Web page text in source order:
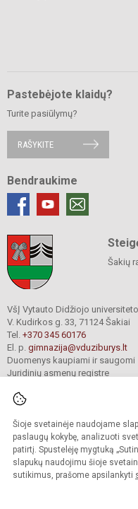
Šioje svetainėje naudojame
paslaugų kokybę, analizuoti
patirtį. Spustelėję mygtuką
slapukų naudojimu šioje
sutikimus, prašome apsilankyti
Pastebėjote klaidų?
Turite pasiūlymų?
RAŠYKITE
Bendraukime
Šakių
VšĮ Vytauto Didžiojo
V. Kudirkos g. 33, 71124 Šakiai
Tel. +370 345 60176
El. p. gimnazija@vduziburys.lt
Duomenys kaupiami ir saugomi
Juridinių asmenų registre
© 2024. VDU Šakių
Kopijuoti turinį be raštiško